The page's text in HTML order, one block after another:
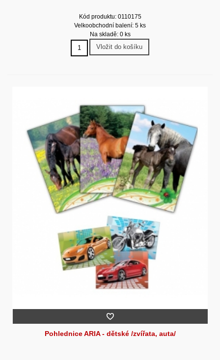
Kód produktu: 0110175
Velkoobchodní balení: 5 ks
Na skladě: 0 ks
Vložit do košíku
Pohlednice ARIA - dětské /zvířata, auta/